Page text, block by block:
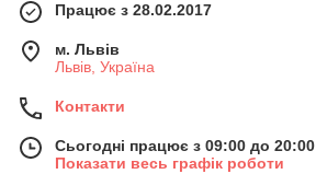
Працює з 28.02.2017
м. Львів
Львів, Україна
Контакти
Сьогодні працює з 09:00 до 20:00
Показати весь графік роботи